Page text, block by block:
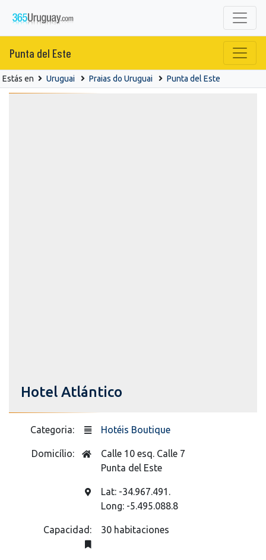
Punta del Este
Estás en Uruguai Praias do Uruguai Punta del Este
Hotel Atlántico
Categoria: Hotéis Boutique
Domicílio:
Calle 10 esq. Calle 7
Punta del Este
Lat: -34.967.491.
Long: -5.495.088.8
Capacidad: 30 habitaciones